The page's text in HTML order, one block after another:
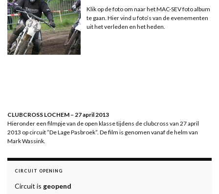
Klik op de foto om naar het MAC-SEV foto album
te gaan. Hier vind u foto’s van de evenementen
uit het verleden en het heden.
CLUBCROSS LOCHEM – 27 april 2013
Hieronder een filmpje van de open klasse tijdens de clubcross van 27 april
2013 op circuit ”De Lage Pasbroek”. De film is genomen vanaf de helm van
Mark Wassink.
CIRCUIT OPENING
Circuit is geopend